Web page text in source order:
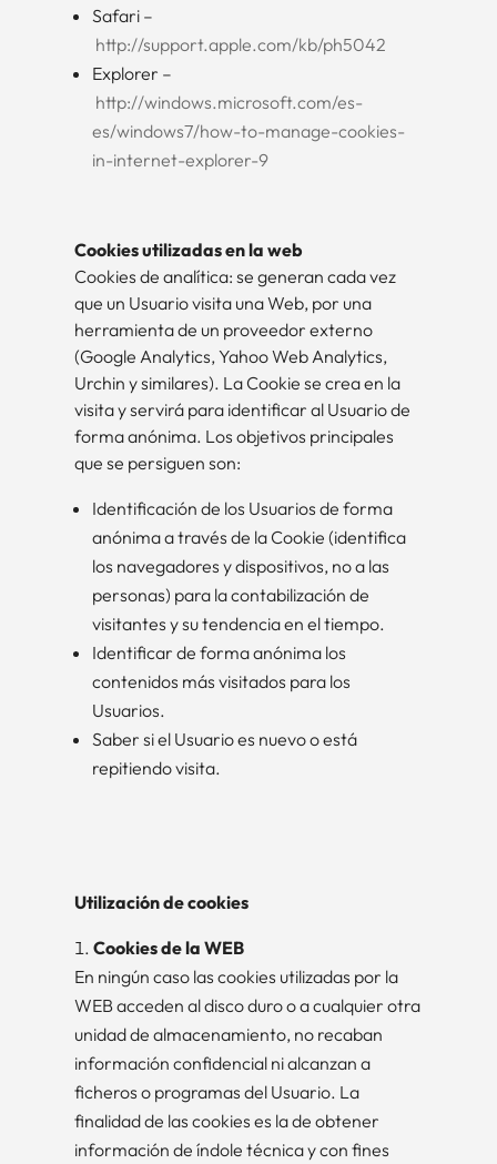
Safari –
http://support.apple.com/kb/ph5042
Explorer –
http://windows.microsoft.com/es-
es/windows7/how-to-manage-cookies-
in-internet-explorer-9
Cookies utilizadas en la web
Cookies de analítica: se generan cada vez
que un Usuario visita una Web, por una
herramienta de un proveedor externo
(Google Analytics, Yahoo Web Analytics,
Urchin y similares). La Cookie se crea en la
visita y servirá para identificar al Usuario de
forma anónima. Los objetivos principales
que se persiguen son:
Identificación de los Usuarios de forma
anónima a través de la Cookie (identifica
los navegadores y dispositivos, no a las
personas) para la contabilización de
visitantes y su tendencia en el tiempo.
Identificar de forma anónima los
contenidos más visitados para los
Usuarios.
Saber si el Usuario es nuevo o está
repitiendo visita.
Utilización de cookies
Cookies de la WEB
En ningún caso las cookies utilizadas por la
WEB acceden al disco duro o a cualquier otra
unidad de almacenamiento, no recaban
información confidencial ni alcanzan a
ficheros o programas del Usuario. La
finalidad de las cookies es la de obtener
información de índole técnica y con fines